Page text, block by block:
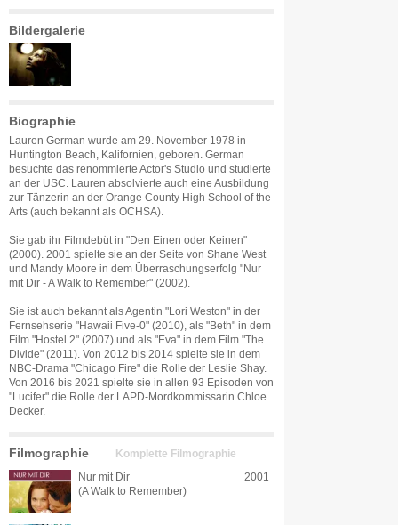
Bildergalerie
Biographie
Lauren German wurde am 29. November 1978 in
Huntington Beach, Kalifornien, geboren. German
besuchte das renommierte Actor's Studio und studierte
an der USC. Lauren absolvierte auch eine Ausbildung
zur Tänzerin an der Orange County High School of the
Arts (auch bekannt als OCHSA).
Sie gab ihr Filmdebüt in "Den Einen oder Keinen"
(2000). 2001 spielte sie an der Seite von Shane West
und Mandy Moore in dem Überraschungserfolg "Nur
mit Dir - A Walk to Remember" (2002).
Sie ist auch bekannt als Agentin "Lori Weston" in der
Fernsehserie "Hawaii Five-0" (2010), als "Beth" in dem
Film "Hostel 2" (2007) und als "Eva" in dem Film "The
Divide" (2011). Von 2012 bis 2014 spielte sie in dem
NBC-Drama "Chicago Fire" die Rolle der Leslie Shay.
Von 2016 bis 2021 spielte sie in allen 93 Episoden von
"Lucifer" die Rolle der LAPD-Mordkommissarin Chloe
Decker.
Filmographie Komplette Filmographie
Nur mit Dir
(A Walk to Remember)
2001